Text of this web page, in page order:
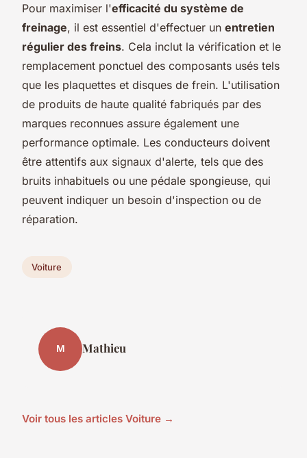
Pour maximiser l'efficacité du système de
freinage, il est essentiel d'effectuer un entretien
régulier des freins. Cela inclut la vérification et le
remplacement ponctuel des composants usés tels
que les plaquettes et disques de frein. L'utilisation
de produits de haute qualité fabriqués par des
marques reconnues assure également une
performance optimale. Les conducteurs doivent
être attentifs aux signaux d'alerte, tels que des
bruits inhabituels ou une pédale spongieuse, qui
peuvent indiquer un besoin d'inspection ou de
réparation.
Voiture
M Mathieu
Voir tous les articles Voiture →